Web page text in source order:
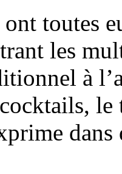
toutes
les
à